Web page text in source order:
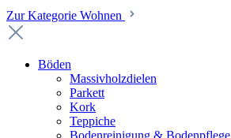
Zur Kategorie Wohnen
Böden
Massivholzdielen
Parkett
Kork
Teppiche
Bodenreinigung & Bodenpflege